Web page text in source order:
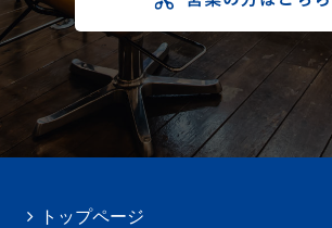
トップページ